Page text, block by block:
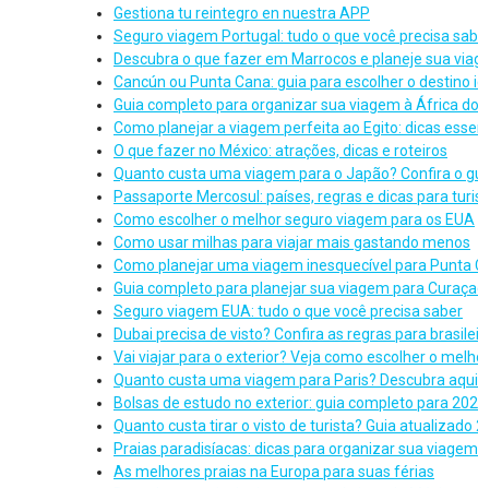
Gestiona tu reintegro en nuestra APP
Seguro viagem Portugal: tudo o que você precisa
Descubra o que fazer em Marrocos e planeje sua
Cancún ou Punta Cana: guia para escolher o destino
Guia completo para organizar sua viagem à África do
Como planejar a viagem perfeita ao Egito: dicas
O que fazer no México: atrações, dicas e roteiros
Quanto custa uma viagem para o Japão? Confira o
Passaporte Mercosul: países, regras e dicas para
Como escolher o melhor seguro viagem para os EUA
Como usar milhas para viajar mais gastando menos
Como planejar uma viagem inesquecível para Punta
Guia completo para planejar sua viagem para
Seguro viagem EUA: tudo o que você precisa saber
Dubai precisa de visto? Confira as regras para
Vai viajar para o exterior? Veja como escolher o
Quanto custa uma viagem para Paris? Descubra
Bolsas de estudo no exterior: guia completo para
Quanto custa tirar o visto de turista? Guia atualizado
Praias paradisíacas: dicas para organizar sua viagem
As melhores praias na Europa para suas férias